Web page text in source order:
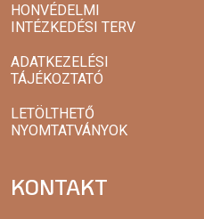
HONVÉDELMI
INTÉZKEDÉSI TERV
ADATKEZELÉSI
TÁJÉKOZTATÓ
LETÖLTHETŐ
NYOMTATVÁNYOK
KONTAKT